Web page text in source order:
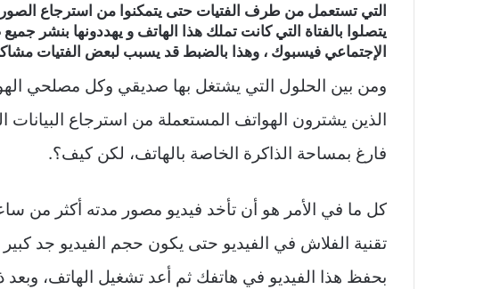
التي تستعمل من طرف الفتيات حتى يتمكنوا من استرجاع الصور
يتصلوا بالفتاة التي كانت تملك هذا الهاتف و يهددونها بنشر
الإجتماعي فيسبوك ، وهذا بالضبط قد يسبب لبعض الفتيات
ومن بين الحلول التي يشتغل بها صديقي وكل مصلحي
الذين يشترون الهواتف المستعملة من استرجاع
فارغ بمساحة الذاكرة الخاصة بالهاتف، لكن كيف؟.
كل ما في الأمر هو أن تأخد فيديو مصور مدته أكثر من
تقنية الفلاش في الفيديو حتى يكون حجم الفيديو جد
بحفظ هذا الفيديو في هاتفك ثم أعد تشغيل الهاتف،